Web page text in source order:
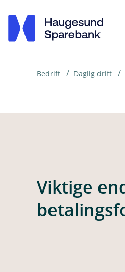
Bedrift Daglig drift
Viktige